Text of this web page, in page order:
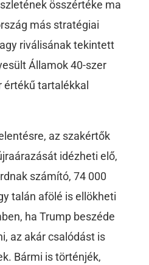
összértéke ma
más stratégiai
riválisának tekintett
Államok 40-szer
értékű tartalékkal
az szakértők
idézheti elő,
számító, 74 000
talán afölé is ellökheti
ha Trump beszéde
az akár csalódást is
Bármi is történjék,